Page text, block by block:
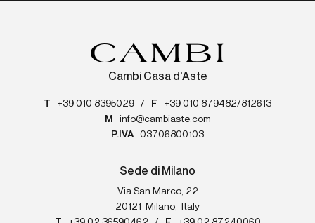
Cambi Casa d'Aste
T +39 010 8395029 / F
+39 010 879482/812613
M
info@cambiaste.com
P.IVA
03706800103
Sede di Milano
Via San Marco, 22
20121
Milano,
Italy